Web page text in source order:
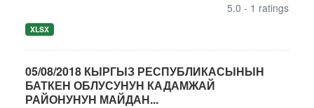
5.0 - 1 ratings
XLSX
05/08/2018 КЫРГЫЗ РЕСПУБЛИКАСЫНЫН
БАТКЕН ОБЛУСУНУН КАДАМЖАЙ
РАЙОНУНУН МАЙДАН...